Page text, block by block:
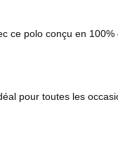
ce polo conçu en
pour toutes les